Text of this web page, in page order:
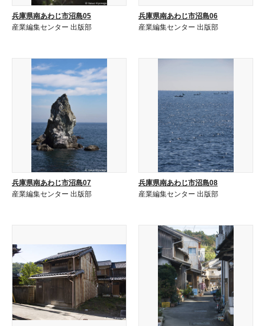
兵庫県南あわじ市沼島05
産業編集センター 出版部
兵庫県南あわじ市沼島06
産業編集センター 出版部
兵庫県南あわじ市沼島07
産業編集センター 出版部
兵庫県南あわじ市沼島08
産業編集センター 出版部